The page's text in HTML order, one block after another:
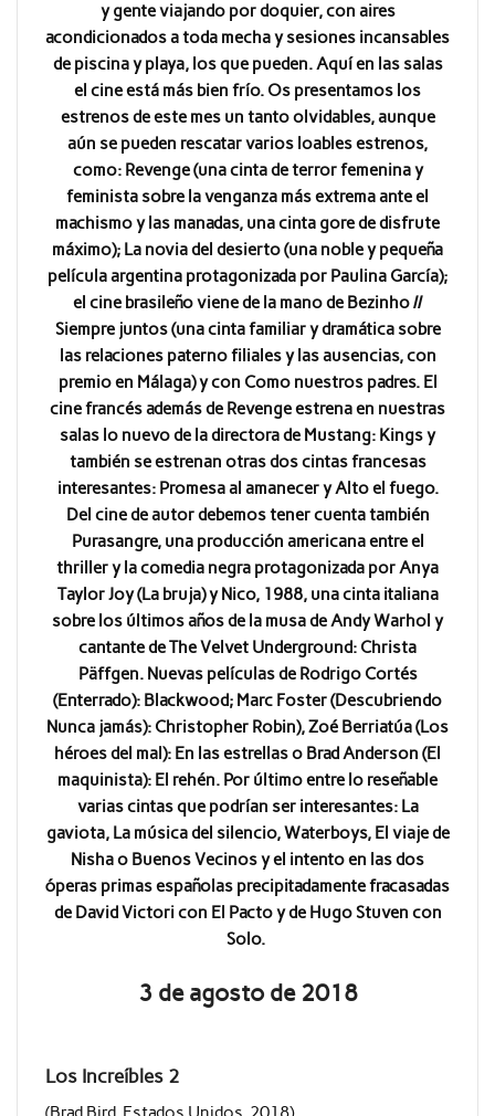
y gente viajando por doquier, con aires
acondicionados a toda mecha y sesiones incansables
de piscina y playa, los que pueden. Aquí en las salas
el cine está más bien frío. Os presentamos los
estrenos de este mes un tanto olvidables, aunque
aún se pueden rescatar varios loables estrenos,
como: Revenge (una cinta de terror femenina y
feminista sobre la venganza más extrema ante el
machismo y las manadas, una cinta gore de disfrute
máximo); La novia del desierto (una noble y pequeña
película argentina protagonizada por Paulina García);
el cine brasileño viene de la mano de Bezinho //
Siempre juntos (una cinta familiar y dramática sobre
las relaciones paterno filiales y las ausencias, con
premio en Málaga) y con Como nuestros padres. El
cine francés además de Revenge estrena en nuestras
salas lo nuevo de la directora de Mustang: Kings y
también se estrenan otras dos cintas francesas
interesantes: Promesa al amanecer y Alto el fuego.
Del cine de autor debemos tener cuenta también
Purasangre, una producción americana entre el
thriller y la comedia negra protagonizada por Anya
Taylor Joy (La bruja) y Nico, 1988, una cinta italiana
sobre los últimos años de la musa de Andy Warhol y
cantante de The Velvet Underground: Christa
Päffgen. Nuevas películas de Rodrigo Cortés
(Enterrado): Blackwood; Marc Foster (Descubriendo
Nunca jamás): Christopher Robin), Zoé Berriatúa (Los
héroes del mal): En las estrellas o Brad Anderson (El
maquinista): El rehén. Por último entre lo reseñable
varias cintas que podrían ser interesantes: La
gaviota, La música del silencio, Waterboys, El viaje de
Nisha o Buenos Vecinos y el intento en las dos
óperas primas españolas precipitadamente fracasadas
de David Victori con El Pacto y de Hugo Stuven con
Solo.
3 de agosto de 2018
Los Increíbles 2